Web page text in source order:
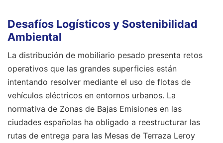
Desafíos Logísticos y Sostenibilidad
Ambiental
La distribución de mobiliario pesado presenta retos
operativos que las grandes superficies están
intentando resolver mediante el uso de flotas de
vehículos eléctricos en entornos urbanos. La
normativa de Zonas de Bajas Emisiones en las
ciudades españolas ha obligado a reestructurar las
rutas de entrega para las Mesas de Terraza Leroy